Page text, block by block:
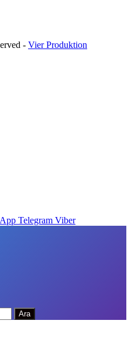
- Vier Produktion
Telegram Viber